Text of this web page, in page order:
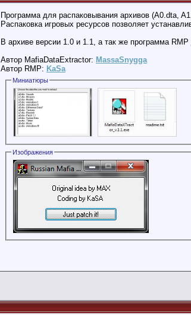
Программа для распаковывания архивов (A0.dta,
Распаковка игровых ресурсов позволяет
В архиве версии 1.0 и 1.1, а так же программа
Автор MafiaDataExtractor: MassaSnygga
Автор RMP: KaSa
Миниатюры
Изображения